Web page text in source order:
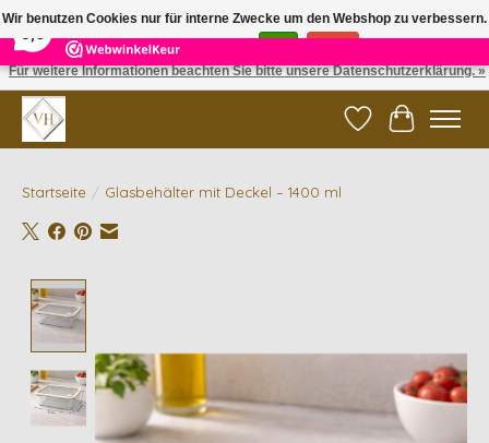
5 Reviews ×
✓ Gratis verzending vanaf €200 | ✓ 14 dagen retourneren
Wunschzettel
Ihr
Startseite / Glasbehälter mit Deckel – 1400 ml
Wir benutzen Cookies nur für interne Zwecke um den Webshop zu verbessern.
Ist das in Ordnung?
Für weitere Informationen beachten Sie bitte unsere Datenschutzerklärung. »